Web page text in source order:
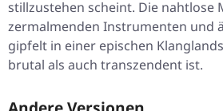
stillzustehen scheint. Die nahtlose
zermalmenden Instrumenten und
gipfelt in einer epischen
brutal als auch transzendent ist.